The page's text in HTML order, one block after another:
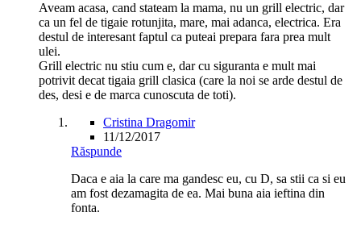
Aveam acasa, cand stateam la mama, nu un grill electric, dar
ca un fel de tigaie rotunjita, mare, mai adanca, electrica. Era
destul de interesant faptul ca puteai prepara fara prea mult
ulei.
Grill electric nu stiu cum e, dar cu siguranta e mult mai
potrivit decat tigaia grill clasica (care la noi se arde destul de
des, desi e de marca cunoscuta de toti).
Cristina Dragomir
11/12/2017
Răspunde
Daca e aia la care ma gandesc eu, cu D, sa stii ca si eu
am fost dezamagita de ea. Mai buna aia ieftina din
fonta.